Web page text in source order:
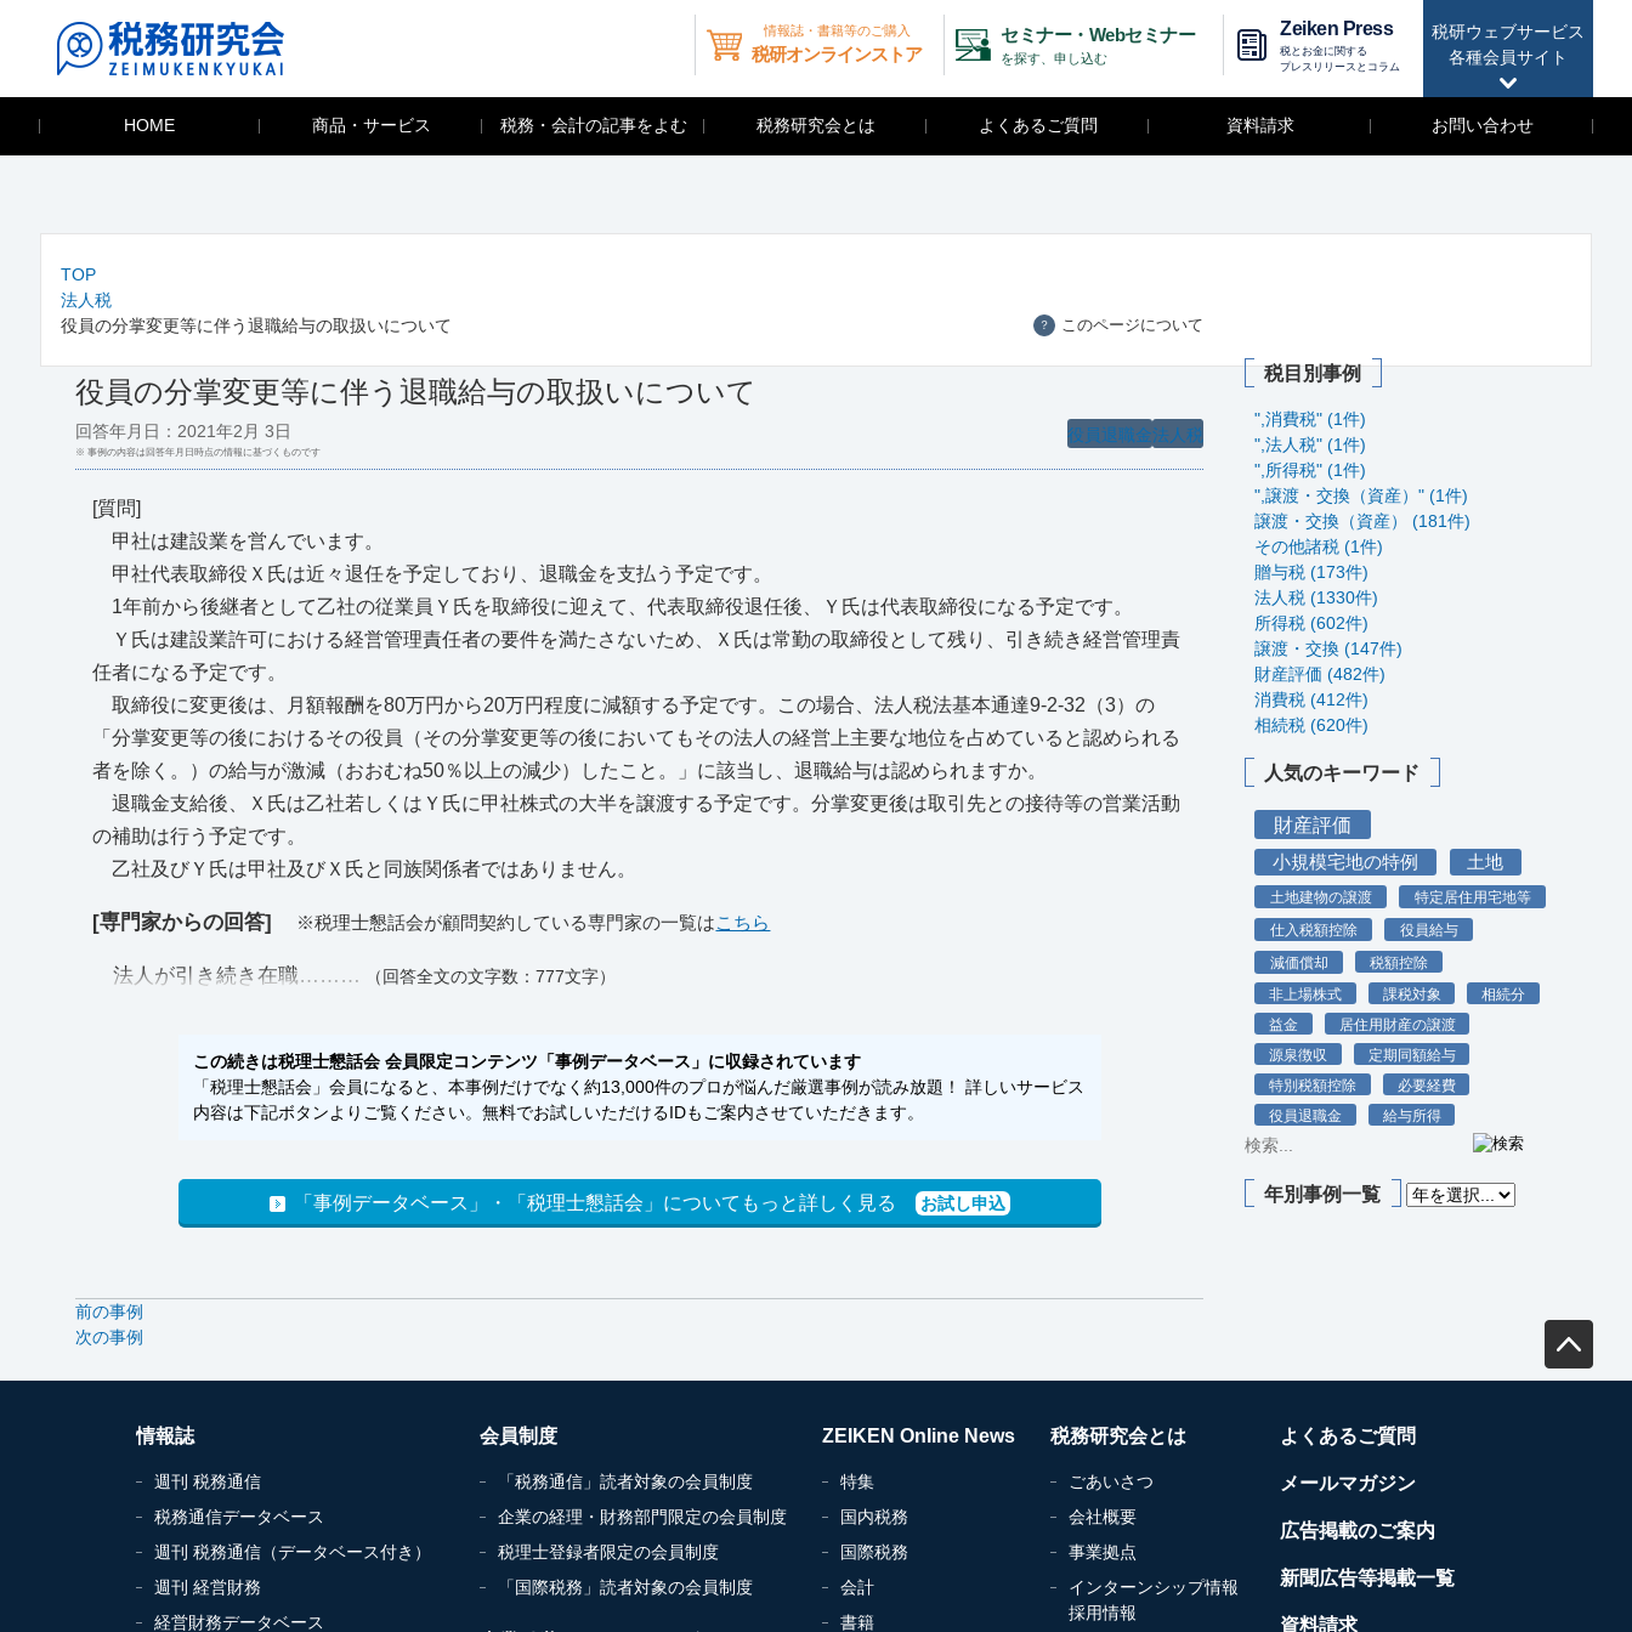
税研ウェブサービス
各種会員サイト
情報誌・書籍等のご購入
税研オンラインストア
セミナー・Webセミナー
を探す、申し込む
Zeiken Press
税とお金に関する
プレスリリースとコラム
HOME 商品・サービス 税務・会計の記事をよむ 税務研究会とは よくあるご質問 資料請求 お問い合わせ
TOP
法人税
役員の分掌変更等に伴う退職給与の取扱いについて
？ このページについて
役員の分掌変更等に伴う退職給与の取扱いについて
法人税
役員退職金
回答年月日：2021年2月 3日
※ 事例の内容は回答年月日時点の情報に基づくものです
[質問]
甲社は建設業を営んでいます。
甲社代表取締役Ｘ氏は近々退任を予定しており、退職金を支払う予定です。
1年前から後継者として乙社の従業員Ｙ氏を取締役に迎えて、代表取締役退任後、Ｙ氏は代表取締役になる予定です。
Ｙ氏は建設業許可における経営管理責任者の要件を満たさないため、Ｘ氏は常勤の取締役として残り、引き続き経営管理責
任者になる予定です。
取締役に変更後は、月額報酬を80万円から20万円程度に減額する予定です。この場合、法人税法基本通達9-2-32（3）の
「分掌変更等の後におけるその役員（その分掌変更等の後においてもその法人の経営上主要な地位を占めていると認められる
者を除く。）の給与が激減（おおむね50％以上の減少）したこと。」に該当し、退職給与は認められますか。
退職金支給後、Ｘ氏は乙社若しくはＹ氏に甲社株式の大半を譲渡する予定です。分掌変更後は取引先との接待等の営業活動
の補助は行う予定です。
乙社及びＹ氏は甲社及びＸ氏と同族関係者ではありません。
[専門家からの回答] ※税理士懇話会が顧問契約している専門家の一覧はこちら
法人が引き続き在職……… （回答全文の文字数：777文字）
この続きは税理士懇話会 会員限定コンテンツ「事例データベース」に収録されています
「税理士懇話会」会員になると、本事例だけでなく約13,000件のプロが悩んだ厳選事例が読み放題！ 詳しいサービス
内容は下記ボタンよりご覧ください。無料でお試しいただけるIDもご案内させていただきます。
「事例データベース」・「税理士懇話会」についてもっと詳しく見る お試し申込
前の事例
次の事例
税目別事例
",消費税" (1件)
",法人税" (1件)
",所得税" (1件)
",譲渡・交換（資産）" (1件)
譲渡・交換（資産） (181件)
その他諸税 (1件)
贈与税 (173件)
法人税 (1330件)
所得税 (602件)
譲渡・交換 (147件)
財産評価 (482件)
消費税 (412件)
相続税 (620件)
人気のキーワード
財産評価
小規模宅地の特例 土地
土地建物の譲渡
特定居住用宅地等
仕入税額控除
役員給与
減価償却
税額控除
非上場株式
課税対象
相続分
益金
居住用財産の譲渡
源泉徴収
定期同額給与
特別税額控除
必要経費
役員退職金
給与所得
年別事例一覧
情報誌
週刊 税務通信
税務通信データベース
週刊 税務通信（データベース付き）
週刊 経営財務
経営財務データベース
会員制度
「税務通信」読者対象の会員制度
企業の経理・財務部門限定の会員制度
税理士登録者限定の会員制度
「国際税務」読者対象の会員制度
ZEIKEN Online News
特集
国内税務
国際税務
会計
書籍
税務研究会とは
ごあいさつ
会社概要
事業拠点
インターンシップ情報
採用情報
よくあるご質問
メールマガジン
広告掲載のご案内
新聞広告等掲載一覧
資料請求